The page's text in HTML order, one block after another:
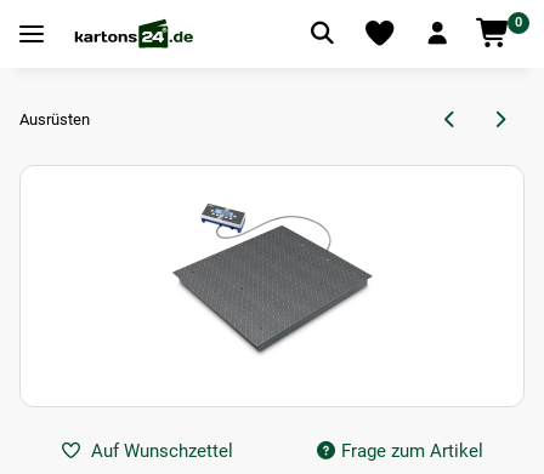
0
Ausrüsten
Auf Wunschzettel Frage zum Artikel